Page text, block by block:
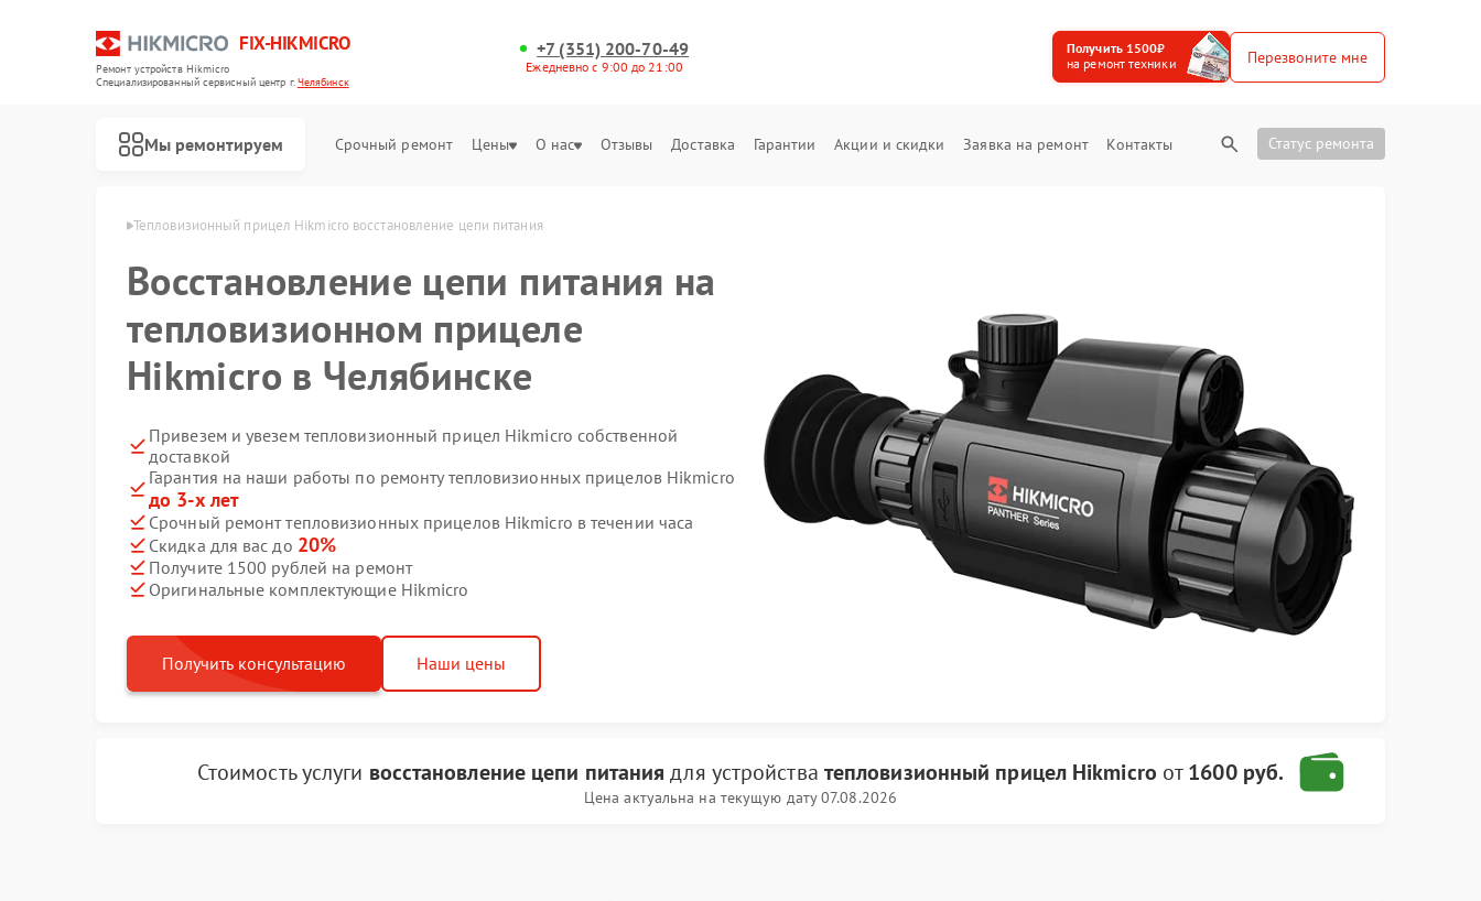
FIX-HIKMICRO
Ремонт устройств Hikmicro
Специализированный cервисный центр г.Челябинск
+7 (351) 200-70-49
Ежедневно с 9:00 до 21:00
Получить 1500₽
на ремонт техники
Перезвоните мне
Мы ремонтируем Срочный ремонт Цены О нас Отзывы Доставка Гарантии Акции и скидки Заявка на ремонт Контакты Статус ремонта
Тепловизионный прицел Hikmicro восстановление цепи питания
Восстановление цепи питания на
тепловизионном прицеле
Hikmicro в Челябинске
Привезем и увезем тепловизионный прицел Hikmicro собственной
доставкой
Гарантия на наши работы по ремонту тепловизионных прицелов Hikmicro
до 3-х лет
Срочный ремонт тепловизионных прицелов Hikmicro в течении часа
Скидка для вас до 20%
Получите 1500 рублей на ремонт
Оригинальные комплектующие Hikmicro
Получить консультацию Наши цены
Стоимость услуги восстановление цепи питаниядля устройства тепловизионный прицел Hikmicro от1600 руб.
Цена актуальна на текущую дату 07.08.2026